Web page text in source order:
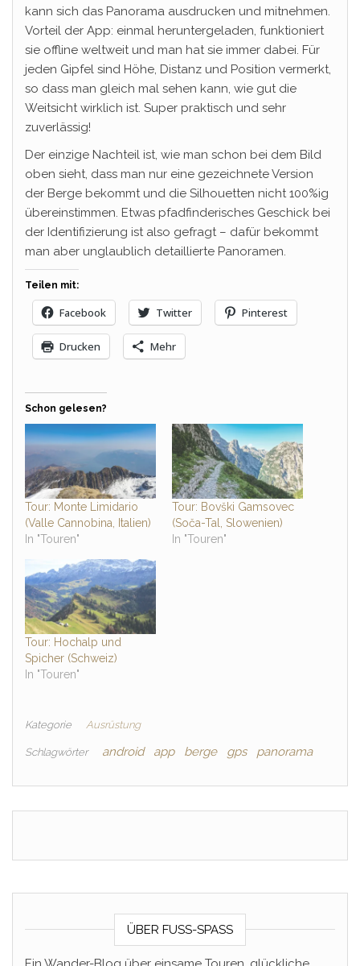
kann sich das Panorama ausdrucken und mitnehmen.
Vorteil der App: einmal heruntergeladen, funktioniert
sie offline weltweit und man hat sie immer dabei. Für
jeden Gipfel sind Höhe, Distanz und Position vermerkt,
so dass man gleich mal sehen kann, wie gut die
Weitsicht wirklich ist. Super praktisch und sehr
zuverlässig!
Der einzige Nachteil ist, wie man schon bei dem Bild
oben sieht, dass man nur eine gezeichnete Version
der Berge bekommt und die Silhouetten nicht 100%ig
übereinstimmen. Etwas pfadfinderisches Geschick bei
der Identifizierung ist also gefragt – dafür bekommt
man aber unglaublich detaillierte Panoramen.
Teilen mit:
Facebook Twitter Pinterest
Drucken Mehr
Schon gelesen?
Tour: Monte Limidario
(Valle Cannobina, Italien)
In "Touren"
Tour: Bovški Gamsovec
(Soča-Tal, Slowenien)
In "Touren"
Tour: Hochalp und
Spicher (Schweiz)
In "Touren"
Kategorie Ausrüstung
Schlagwörter android app berge gps panorama
ÜBER FUSS-SPASS